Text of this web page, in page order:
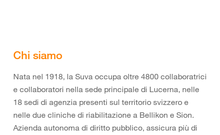
Chi siamo
Nata nel 1918, la Suva occupa oltre 4800 collaboratrici
e collaboratori nella sede principale di Lucerna, nelle
18 sedi di agenzia presenti sul territorio svizzero e
nelle due cliniche di riabilitazione a Bellikon e Sion.
Azienda autonoma di diritto pubblico, assicura più di